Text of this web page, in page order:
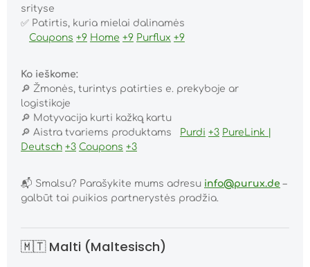
srityse
✅ Patirtis, kuria mielai dalinamės
Coupons +9 Home +9 Purflux +9
Ko ieškome:
🔎 Žmonės, turintys patirties e. prekyboje ar
logistikoje
🔎 Motyvacija kurti kažką kartu
🔎 Aistra tvariems produktams Purdi +3 PureLink |
Deutsch +3 Coupons +3
📬 Smalsu? Parašykite mums adresu info@purux.de –
galbūt tai puikios partnerystės pradžia.
🇲🇹 Malti (Maltesisch)